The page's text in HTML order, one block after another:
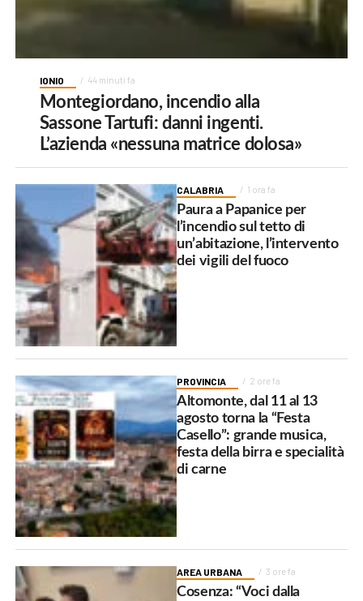
IONIO 44 minuti fa
Montegiordano, incendio alla
Sassone Tartufi: danni ingenti.
L’azienda «nessuna matrice dolosa»
CALABRIA 1 ora fa
Paura a Papanice per
l’incendio sul tetto di
un’abitazione, l’intervento
dei vigili del fuoco
PROVINCIA 2 ore fa
Altomonte, dal 11 al 13
agosto torna la “Festa
Casello”: grande musica,
festa della birra e specialità
di carne
AREA URBANA 3 ore fa
Cosenza: “Voci dalla